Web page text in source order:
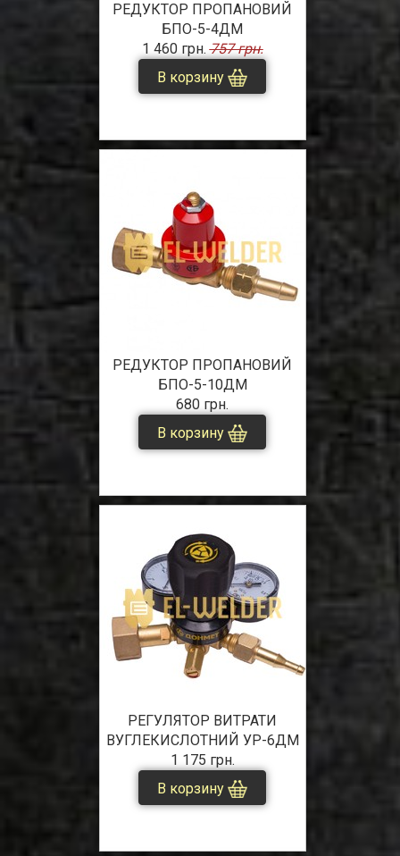
РЕДУКТОР ПРОПАНОВИЙ
БПО-5-4ДМ
1 460 грн.757 грн.
В корзину
РЕДУКТОР ПРОПАНОВИЙ
БПО-5-10ДМ
680 грн.
В корзину
РЕГУЛЯТОР ВИТРАТИ
ВУГЛЕКИСЛОТНИЙ УР-6ДМ
1 175 грн.
В корзину